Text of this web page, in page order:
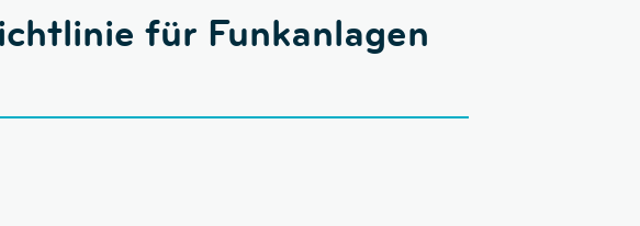
für Funkanlagen